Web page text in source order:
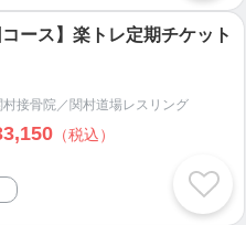
コース】楽トレ定期チケット
村接骨院／関村道場レスリング
（税込）